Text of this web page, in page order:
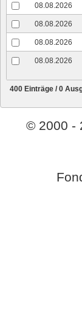
08.08.2026
08.08.2026
08.08.2026
08.08.2026
400 Einträge /0
© 2000 -